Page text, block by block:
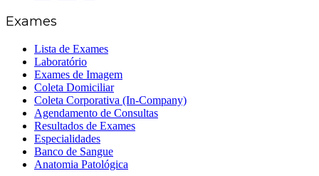
Exames
Lista de Exames
Laboratório
Exames de Imagem
Coleta Domiciliar
Coleta Corporativa (In-Company)
Agendamento de Consultas
Resultados de Exames
Especialidades
Banco de Sangue
Anatomia Patológica